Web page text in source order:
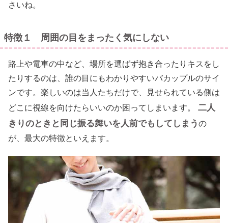
さいね。
特徴１ 周囲の目をまったく気にしない
路上や電車の中など、場所を選ばず抱き合ったりキスをし
たりするのは、誰の目にもわかりやすいバカップルのサイ
ンです。楽しいのは当人たちだけで、見せられている側は
どこに視線を向けたらいいのか困ってしまいます。
二人
きりのときと同じ振る舞いを人前でもしてしまうの
が、最大の特徴といえます。